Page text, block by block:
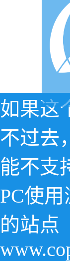
如果这
不过去
能不支
PC使
的站点